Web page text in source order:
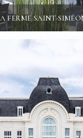
FERME SAINT-